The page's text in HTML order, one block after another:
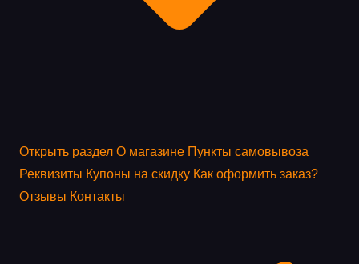
Открыть раздел О магазине Пункты самовывоза
Реквизиты Купоны на скидку Как оформить заказ?
Отзывы Контакты